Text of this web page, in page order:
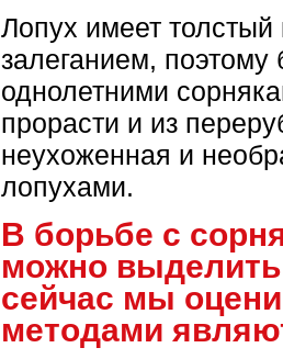
Лопух имеет толстый
залеганием, поэтому
однолетними
прорасти и из
неухоженная и
лопухами.
В борьбе с
можно
сейчас мы
методами